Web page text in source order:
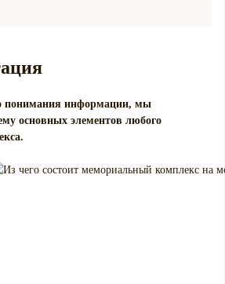
понимания информации, мы
основных элементов любого